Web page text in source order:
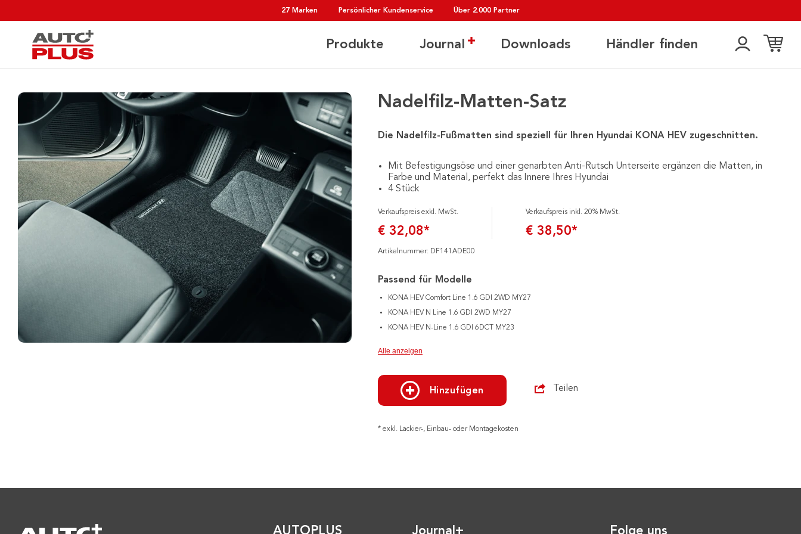
27 Marken Persönlicher Kundenservice Über 2.000 Partner
Produkte Journal Downloads Händler finden
Nadelfilz-Matten-Satz
Die Nadelfilz-Fußmatten sind speziell für Ihren Hyundai KONA HEV zugeschnitten.
Mit Befestigungsöse und einer genarbten Anti-Rutsch Unterseite ergänzen die Matten, in
Farbe und Material, perfekt das Innere Ihres Hyundai
4 Stück
Verkaufspreis exkl. MwSt.
€ 32,08*
Verkaufspreis inkl. 20% MwSt.
€ 38,50*
Artikelnummer: DF141ADE00
Passend für Modelle
KONA HEV Comfort Line 1.6 GDI 2WD MY27
KONA HEV N Line 1.6 GDI 2WD MY27
KONA HEV N-Line 1.6 GDI 6DCT MY23
Alle anzeigen
Hinzufügen Teilen
* exkl. Lackier-, Einbau- oder Montagekosten
AUTOPLUS Journal+ Folge uns